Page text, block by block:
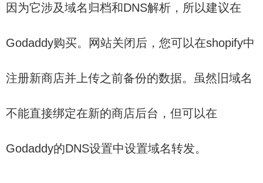
因为它涉及域名归档和DNS解析，所以建议在
Godaddy购买。网站关闭后，您可以在shopify中
注册新商店并上传之前备份的数据。虽然旧域名
不能直接绑定在新的商店后台，但可以在
Godaddy的DNS设置中设置域名转发。